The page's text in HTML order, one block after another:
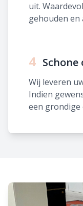
uit.
gehouden en
4
Wij leveren
Indien
een grondige